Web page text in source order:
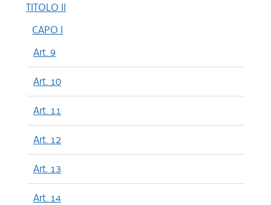
TITOLO II
CAPO I
Art. 9
Art. 10
Art. 11
Art. 12
Art. 13
Art. 14